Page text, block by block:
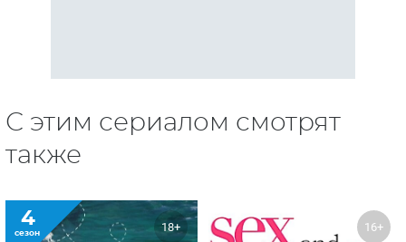
С этим сериалом смотрят
также
4
сезон 18+ 16+